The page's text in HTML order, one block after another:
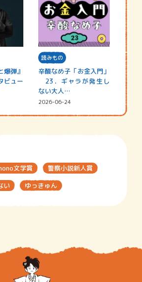
爆弾』
ビュー
読みもの
辛酸なめ子「お金入門」
23．ギャラが発生し
ない大人…
2026-06-24
文学賞
警察小説新人賞
い
ゆっきゅん